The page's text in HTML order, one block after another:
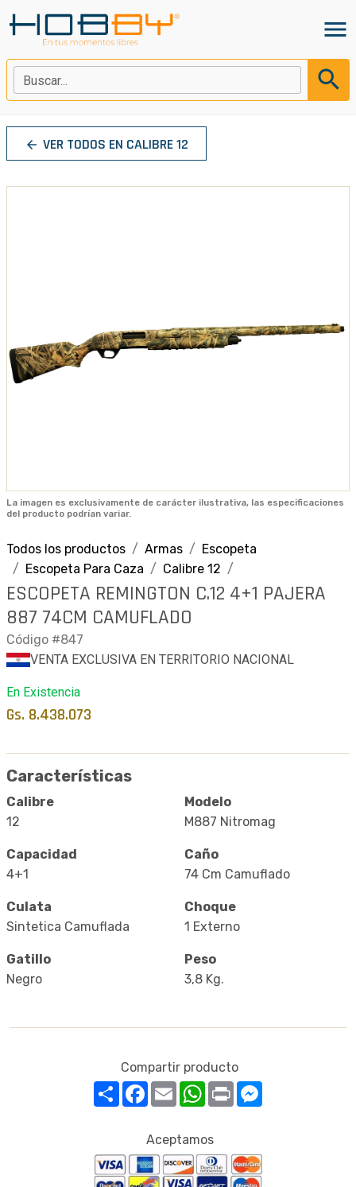
menu
Buscar... search
arrow_back VER TODOS EN CALIBRE 12
La imagen es exclusivamente de carácter ilustrativa, las especificaciones
del producto podrían variar.
Todos los productos Armas
Escopeta
Escopeta Para Caza
Calibre 12
ESCOPETA REMINGTON C.12 4+1 PAJERA
887 74CM CAMUFLADO
Código #847
VENTA EXCLUSIVA EN TERRITORIO NACIONAL
En Existencia
Gs. 8.438.073
Características
Calibre
12
Modelo
M887 Nitromag
Capacidad
4+1
Caño
74 Cm Camuflado
Culata
Sintetica Camuflada
Choque
1 Externo
Gatillo
Negro
Peso
3,8 Kg.
Compartir producto
CompartirFacebook
Email WhatsApp
Print
Aceptamos